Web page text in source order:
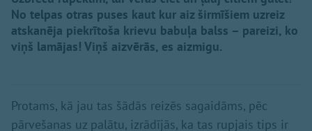
No telpas otras puses kaut kur aiz širmīšiem uzreiz
atskanēja piekrītoša krievu babuļa balss – pareizi, ko
viņš lamājas! Viņš aizvērās, es aizmigu.
Protams, kā jau tas šādās reizēs sagaidāms, pēc
pārvešanas uz palātu, izrādījās, ka tas rupjais tips ir